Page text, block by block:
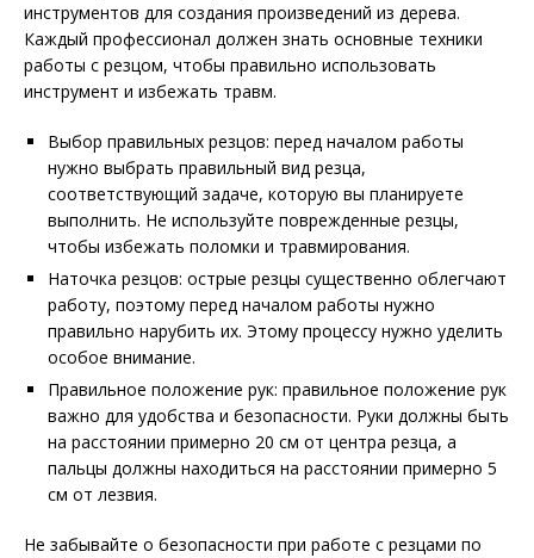
инструментов для создания произведений из дерева.
Каждый профессионал должен знать основные техники
работы с резцом, чтобы правильно использовать
инструмент и избежать травм.
Выбор правильных резцов: перед началом работы
нужно выбрать правильный вид резца,
соответствующий задаче, которую вы планируете
выполнить. Не используйте поврежденные резцы,
чтобы избежать поломки и травмирования.
Наточка резцов: острые резцы существенно облегчают
работу, поэтому перед началом работы нужно
правильно нарубить их. Этому процессу нужно уделить
особое внимание.
Правильное положение рук: правильное положение рук
важно для удобства и безопасности. Руки должны быть
на расстоянии примерно 20 см от центра резца, а
пальцы должны находиться на расстоянии примерно 5
см от лезвия.
Не забывайте о безопасности при работе с резцами по